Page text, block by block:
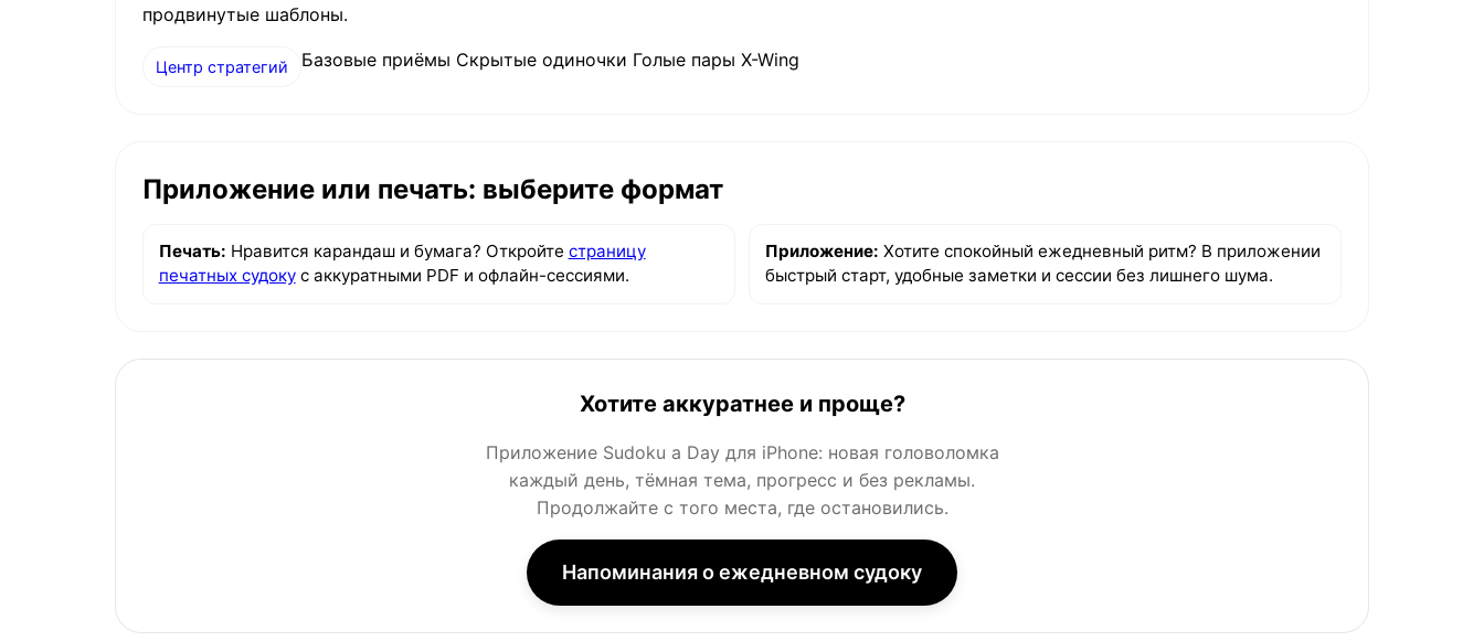
продвинутые шаблоны.
Центр стратегий Базовые приёмы Скрытые одиночки Голые пары X-Wing
Приложение или печать: выберите формат
Печать: Нравится карандаш и бумага? Откройте страницу
печатных судокус аккуратными PDF и офлайн-сессиями.
Приложение: Хотите спокойный ежедневный ритм? В приложении
быстрый старт, удобные заметки и сессии без лишнего шума.
Хотите аккуратнее и проще?
Приложение Sudoku a Day для iPhone: новая головоломка
каждый день, тёмная тема, прогресс и без рекламы.
Продолжайте с того места, где остановились.
Напоминания о ежедневном судоку